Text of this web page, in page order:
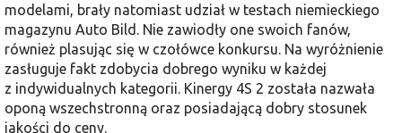
modelami, brały natomiast udział w testach niemieckiego
magazynu Auto Bild. Nie zawiodły one swoich fanów,
również plasując się w czołówce konkursu. Na wyróżnienie
zasługuje fakt zdobycia dobrego wyniku w każdej
z indywidualnych kategorii. Kinergy 4S 2 została nazwała
oponą wszechstronną oraz posiadającą dobry stosunek
jakości do ceny.